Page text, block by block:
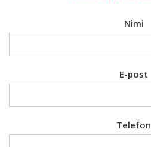
Nimi
E-post
Telefon